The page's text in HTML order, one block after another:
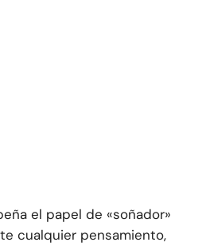
el papel de «soñador»
cualquier pensamiento,